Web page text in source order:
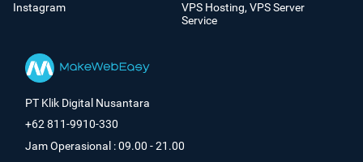
Instagram
VPS Hosting, VPS Server
Service
PT Klik Digital Nusantara
+62 811-9910-330
Jam Operasional : 09.00 - 21.00